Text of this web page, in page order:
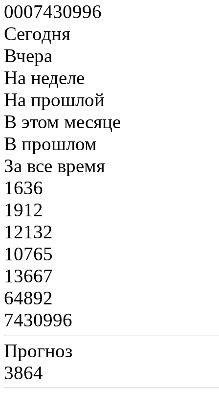
0007430996
Сегодня
Вчера
На неделе
На прошлой
В этом месяце
В прошлом
За все время
1636
1912
12132
10765
13667
64892
7430996
Прогноз
3864